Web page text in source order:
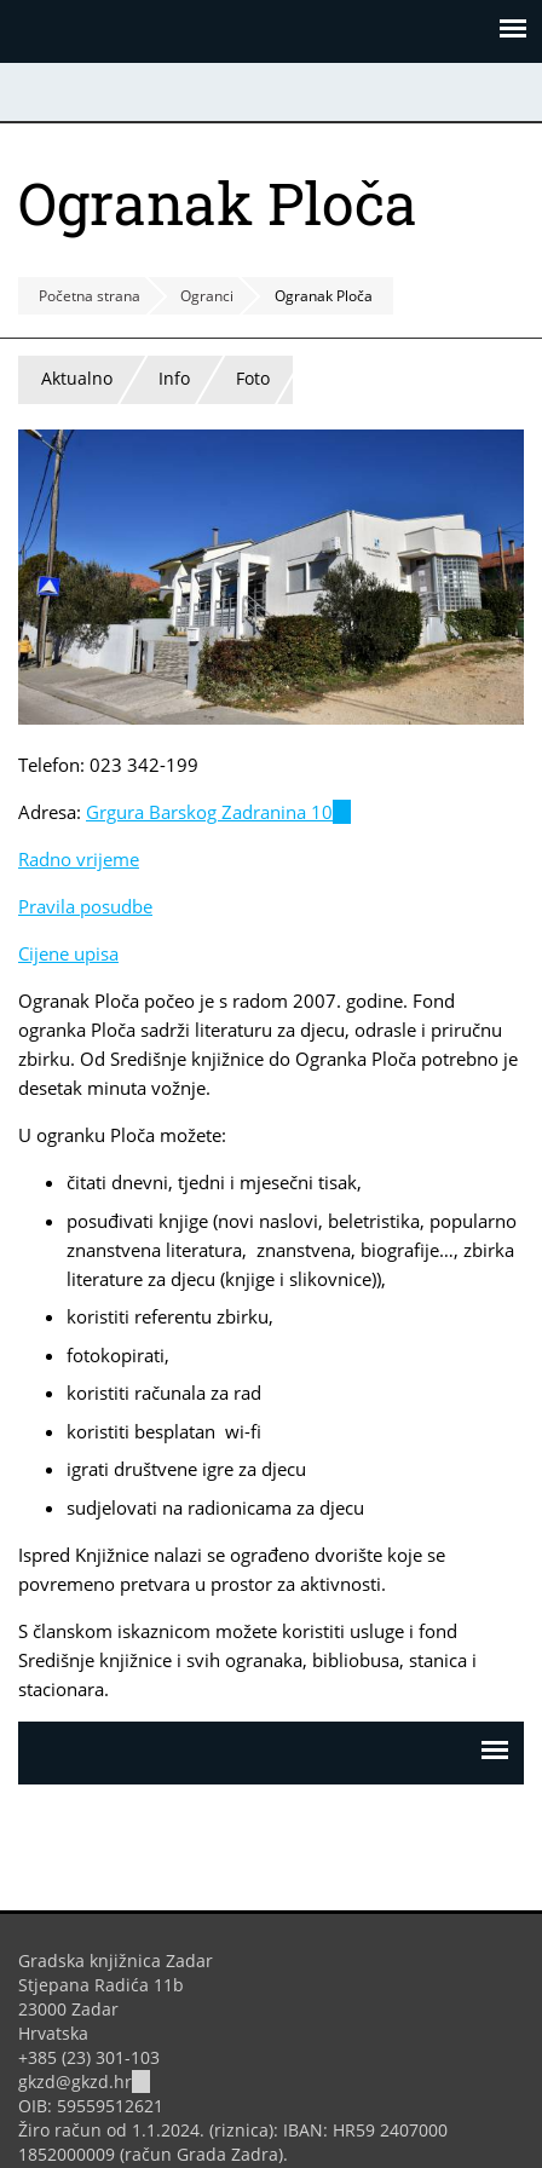
Ogranak Ploča
Početna strana Ogranci Ogranak Ploča
Aktualno Info Foto
Telefon: 023 342-199
Adresa: Grgura Barskog Zadranina 10
Radno vrijeme
Pravila posudbe
Cijene upisa
Ogranak Ploča počeo je s radom 2007. godine. Fond
ogranka Ploča sadrži literaturu za djecu, odrasle i priručnu
zbirku. Od Središnje knjižnice do Ogranka Ploča potrebno je
desetak minuta vožnje.
U ogranku Ploča možete:
čitati dnevni, tjedni i mjesečni tisak,
posuđivati knjige (novi naslovi, beletristika, popularno
znanstvena literatura, znanstvena, biografije…, zbirka
literature za djecu (knjige i slikovnice)),
koristiti referentu zbirku,
fotokopirati,
koristiti računala za rad
koristiti besplatan wi-fi
igrati društvene igre za djecu
sudjelovati na radionicama za djecu
Ispred Knjižnice nalazi se ograđeno dvorište koje se
povremeno pretvara u prostor za aktivnosti.
S članskom iskaznicom možete koristiti usluge i fond
Središnje knjižnice i svih ogranaka, bibliobusa, stanica i
stacionara.
Gradska knjižnica Zadar
Stjepana Radića 11b
23000 Zadar
Hrvatska
+385 (23) 301-103
gkzd@gkzd.hr
sends
e-
mail)
OIB: 59559512621
Žiro račun od 1.1.2024. (riznica): IBAN: HR59 2407000
1852000009 (račun Grada Zadra).